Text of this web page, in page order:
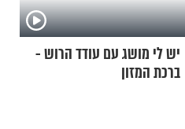
יש לי מושג עם עודד הרוש -
ברכת המזון